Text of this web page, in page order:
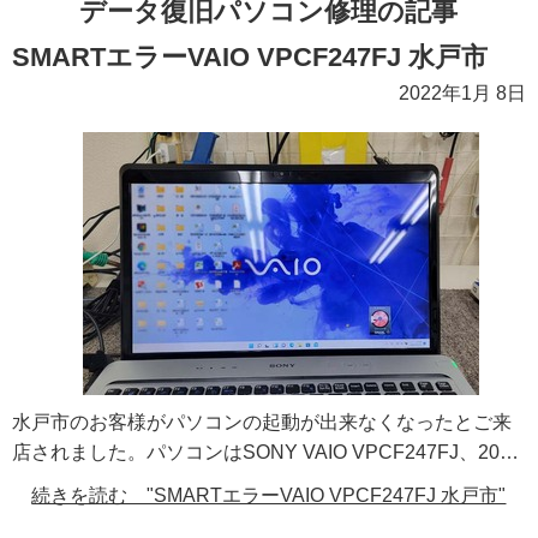
データ復旧パソコン修理の記事
SMARTエラーVAIO VPCF247FJ 水戸市
2022年1月 8日
水戸市のお客様がパソコンの起動が出来なくなったとご来
店されました。パソコンはSONY VAIO VPCF247FJ、20…
続きを読む "SMARTエラーVAIO VPCF247FJ 水戸市"